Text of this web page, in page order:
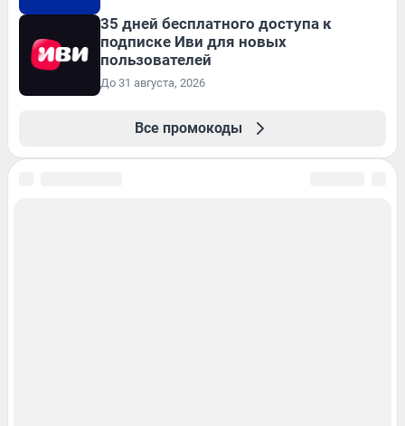
35 дней бесплатного доступа к
подписке Иви для новых
пользователей
До 31 августа, 2026
Все промокоды